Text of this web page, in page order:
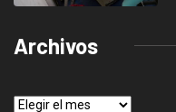
Archivos
Archivos